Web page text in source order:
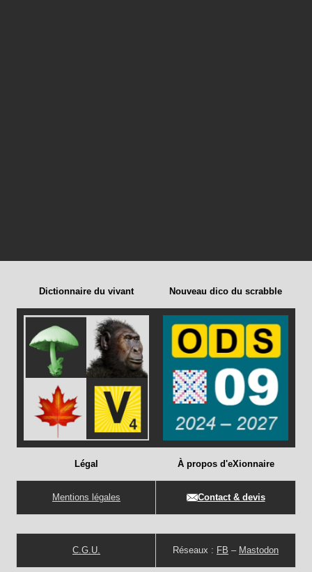
Dictionnaire du vivant Nouveau dico du scrabble
Légal
Mentions légales
C.G.U.
À propos d'eXionnaire
Contact & devis
Réseaux : FB – Mastodon